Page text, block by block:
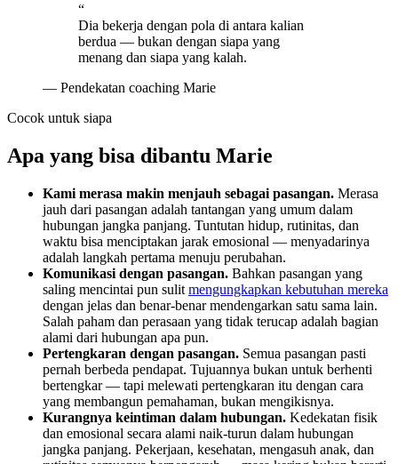
“
Dia bekerja dengan pola di antara kalian
berdua — bukan dengan siapa yang
menang dan siapa yang kalah.
— Pendekatan coaching Marie
Cocok untuk siapa
Apa yang bisa dibantu Marie
Kami merasa makin menjauh sebagai pasangan. Merasa
jauh dari pasangan adalah tantangan yang umum dalam
hubungan jangka panjang. Tuntutan hidup, rutinitas, dan
waktu bisa menciptakan jarak emosional — menyadarinya
adalah langkah pertama menuju perubahan.
Komunikasi dengan pasangan. Bahkan pasangan yang
saling mencintai pun sulit mengungkapkan kebutuhan mereka
dengan jelas dan benar-benar mendengarkan satu sama lain.
Salah paham dan perasaan yang tidak terucap adalah bagian
alami dari hubungan apa pun.
Pertengkaran dengan pasangan. Semua pasangan pasti
pernah berbeda pendapat. Tujuannya bukan untuk berhenti
bertengkar — tapi melewati pertengkaran itu dengan cara
yang membangun pemahaman, bukan mengikisnya.
Kurangnya keintiman dalam hubungan. Kedekatan fisik
dan emosional secara alami naik-turun dalam hubungan
jangka panjang. Pekerjaan, kesehatan, mengasuh anak, dan